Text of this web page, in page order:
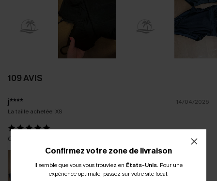
109 AVIS
j****
14/04/2026
La taille achetée: XS
Coup de coeur pour ce maillot de bain
Confirmez votre zone de livraison
Il semble que vous vous trouviez en États-Unis. Pour une
expérience optimale, passez sur votre site local.